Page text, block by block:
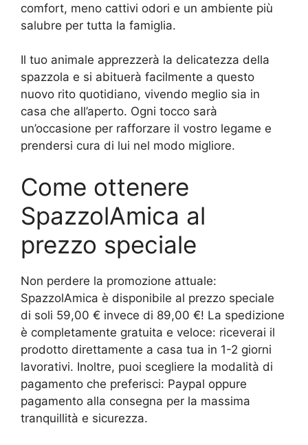
comfort, meno cattivi odori e un ambiente più
salubre per tutta la famiglia.
Il tuo animale apprezzerà la delicatezza della
spazzola e si abituerà facilmente a questo
nuovo rito quotidiano, vivendo meglio sia in
casa che all’aperto. Ogni tocco sarà
un’occasione per rafforzare il vostro legame e
prendersi cura di lui nel modo migliore.
Come ottenere
SpazzolAmica al
prezzo speciale
Non perdere la promozione attuale:
SpazzolAmica è disponibile al prezzo speciale
di soli 59,00 € invece di 89,00 €! La spedizione
è completamente gratuita e veloce: riceverai il
prodotto direttamente a casa tua in 1-2 giorni
lavorativi. Inoltre, puoi scegliere la modalità di
pagamento che preferisci: Paypal oppure
pagamento alla consegna per la massima
tranquillità e sicurezza.